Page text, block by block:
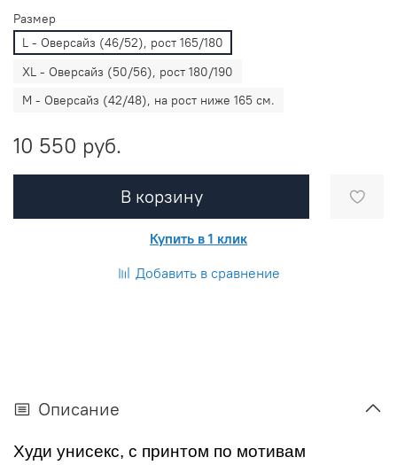
Размер
L - Оверсайз (46/52), рост 165/180
XL - Оверсайз (50/56), рост 180/190
M - Оверсайз (42/48), на рост ниже 165 см.
10 550 руб.
В корзину
Купить в 1 клик
Добавить в сравнение
Описание
Худи унисекс, с принтом по мотивам